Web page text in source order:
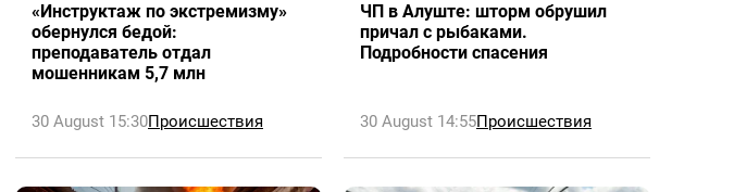
«Инструктаж по экстремизму»
обернулся бедой:
преподаватель отдал
мошенникам 5,7 млн
30 August 15:30Происшествия
ЧП в Алуште: шторм обрушил
причал с рыбаками.
Подробности спасения
30 August 14:55Происшествия